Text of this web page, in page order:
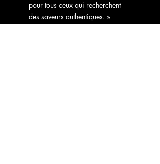
pour tous ceux qui recherchent
des saveurs authentiques. »